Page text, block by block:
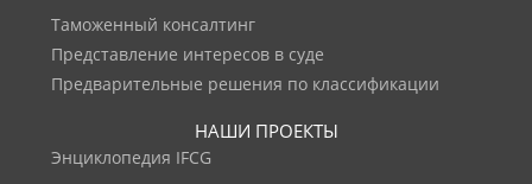
Таможенный консалтинг
Представление интересов в суде
Предварительные решения по классификации
НАШИ ПРОЕКТЫ
Энциклопедия IFCG